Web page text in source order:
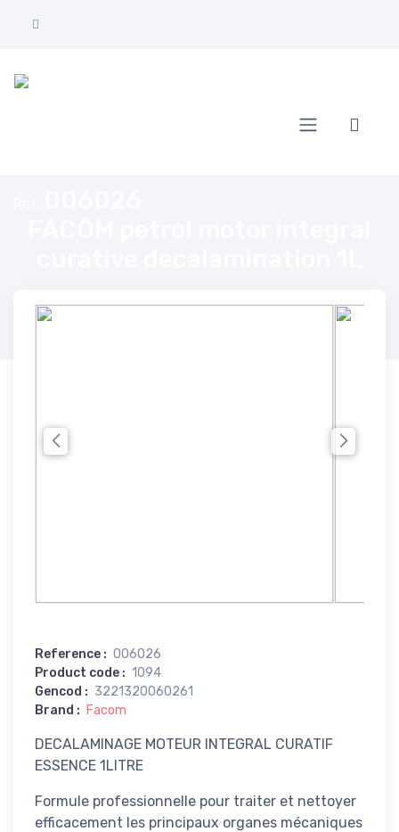
Reference : 006026
Product code : 1094
Gencod : 3221320060261
Brand : Facom
DECALAMINAGE MOTEUR INTEGRAL CURATIF
ESSENCE 1LITRE
Formule professionnelle pour traiter et nettoyer
efficacement les principaux organes mécaniques